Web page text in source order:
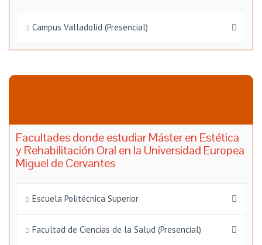
Campus Valladolid (Presencial)
Facultades donde estudiar Máster en Estética
y Rehabilitación Oral en la Universidad Europea
Miguel de Cervantes
Escuela Politécnica Superior
Facultad de Ciencias de la Salud (Presencial)